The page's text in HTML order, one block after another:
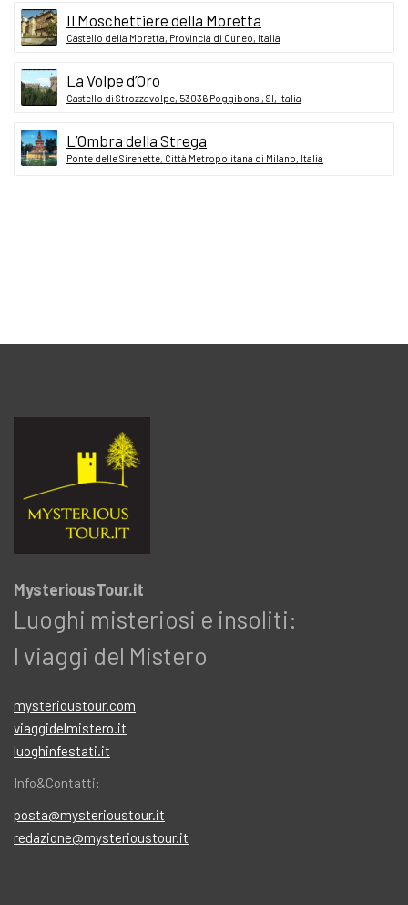
Il Moschettiere della Moretta
Castello della Moretta, Provincia di Cuneo, Italia
La Volpe d’Oro
Castello di Strozzavolpe, 53036 Poggibonsi, SI, Italia
L’Ombra della Strega
Ponte delle Sirenette, Città Metropolitana di Milano, Italia
MysteriousTour.it
Luoghi misteriosi e insoliti:
I viaggi del Mistero
mysterioustour.com
viaggidelmistero.it
luoghinfestati.it
Info&Contatti:
posta@mysterioustour.it
redazione@mysterioustour.it